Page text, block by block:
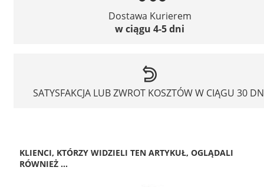
Dostawa Kurierem
w ciągu 4-5 dni
SATYSFAKCJA LUB ZWROT KOSZTÓW W CIĄGU 30
KLIENCI, KTÓRZY WIDZIELI TEN ARTYKUŁ, OGLĄDALI
RÓWNIEŻ ...